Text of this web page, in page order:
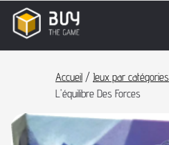
Accueil / Jeux par catégories
L'équilibre Des Forces